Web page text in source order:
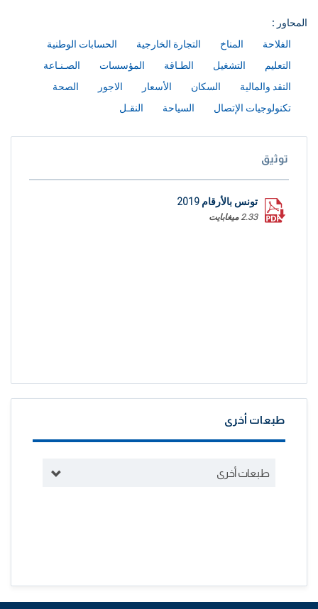
المحاور :
الفلاحة
المناخ التجارة الخارجية
الحسابات الوطنية
التعليم
التشغيل الطـاقة المؤسسات
الصـنـاعة
النقد والمالية
السكان الأسعار الاجور
الصحة
تكنولوجيات الإتصال
السياحة النقـل
توثيق
تونس بالأرقام 2019
2.33 ميغابايت
طبعات أخرى
طبعات أخرى